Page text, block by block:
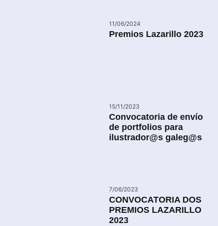
11/06/2024
Premios Lazarillo 2023
15/11/2023
Convocatoria de envío
de portfolios para
ilustrador@s galeg@s
7/06/2023
CONVOCATORIA DOS
PREMIOS LAZARILLO
2023